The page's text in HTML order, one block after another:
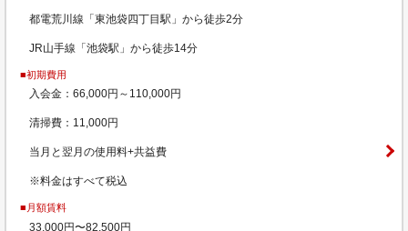
都電荒川線「東池袋四丁目駅」から徒歩2分
JR山手線「池袋駅」から徒歩14分
■初期費用
入会金：66,000円～110,000円
清掃費：11,000円
当月と翌月の使用料+共益費
※料金はすべて税込
■月額賃料
33,000円〜82,500円